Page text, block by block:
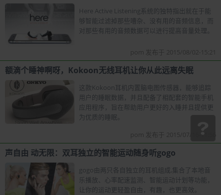
Here Active Listening系统的独特指出就在于能
够智能过滤掉那些嘈杂、没有用的音频信息，而
对那些有用的音频数据可以进行提高音量处理。
pom 发布于 2015/08/02-15:21
额滴个睡神啊呀，Kokoon无线耳机让你从此远离失眠
这款Kokoon耳机内置脑电图传感器，能够追踪
用户的睡眠数据，并且配备了相配套的智能手机
应用程序，旨在帮助用户更好的入睡并且提供更
为优质的睡眠。
pom 发布于 2015/07/16-11:56
声自由 动无限：双耳独立的智能运动随身听gogo
gogo由两只各自独立的耳机组成,集合了本地音
乐播放、心率配速监测、智能运动计划等功能，
让你的运动更轻盈自由，有趣，也更高效。